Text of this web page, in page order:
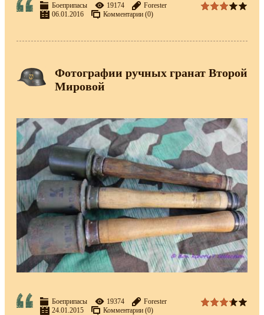
Боеприпасы 19174
Forester
06.01.2016
Комментарии (0)
Фотографии ручных гранат Второй
Мировой
Боеприпасы 19374
Forester
24.01.2015
Комментарии (0)